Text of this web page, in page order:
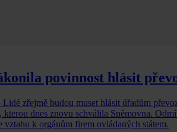
povinnost hlásit
zřejmě budou muset hlásit úřadům
kterou dnes znovu schválila Sněmovna.
vztahu k orgánům firem ovládaných státem.